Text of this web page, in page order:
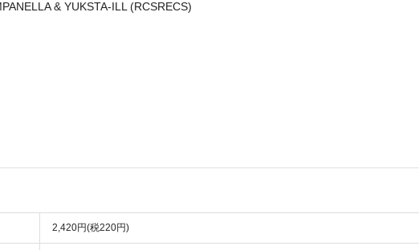
& YUKSTA-ILL (RCSRECS)
2,420円(税220円)